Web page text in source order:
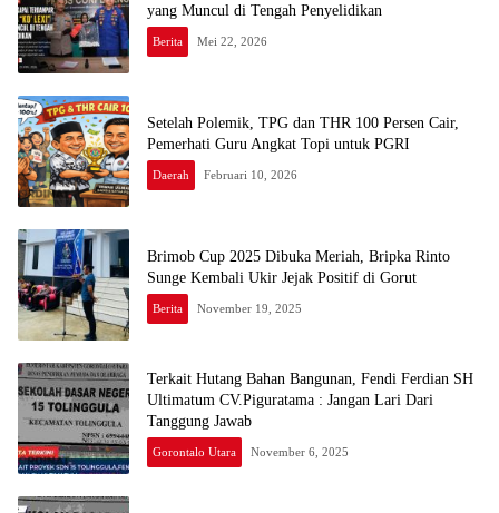
yang Muncul di Tengah Penyelidikan
Berita Mei 22, 2026
Setelah Polemik, TPG dan THR 100 Persen Cair,
Pemerhati Guru Angkat Topi untuk PGRI
Daerah Februari 10, 2026
Brimob Cup 2025 Dibuka Meriah, Bripka Rinto
Sunge Kembali Ukir Jejak Positif di Gorut
Berita November 19, 2025
Terkait Hutang Bahan Bangunan, Fendi Ferdian SH
Ultimatum CV.Piguratama : Jangan Lari Dari
Tanggung Jawab
Gorontalo Utara November 6, 2025